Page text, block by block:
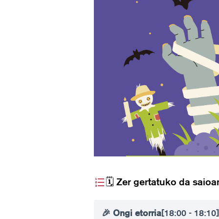
🗓️ Zer gertatuko da
🎉 Ongi etorria[18:00 - 18:10]